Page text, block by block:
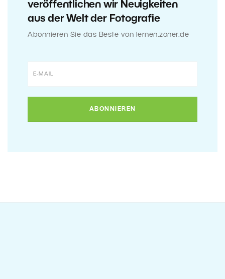
veröffentlichen wir Neuigkeiten
aus der Welt der Fotografie
Abonnieren Sie das Beste von lernen.zoner.de